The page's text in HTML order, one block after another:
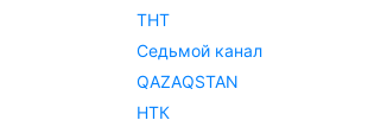
ТНТ
Седьмой канал
QAZAQSTAN
НТК